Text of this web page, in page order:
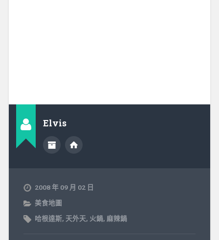
Elvis
2008 年 09 月 02 日
美食地圖
哈根達斯, 天外天, 火鍋, 麻辣鍋